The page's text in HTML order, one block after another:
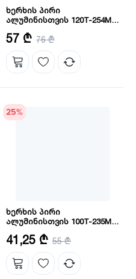
ხერხის პირი
ალუმინისთვის 120T-254MM
შპინდელის ზომა: 30 მმ
კბილების რაოდენობა: 120
57 ₾ 76 ₾
25%
ხერხის პირი
ალუმინისთვის 100T-235MM
კბილების რაოდენობა: 100
შპინდელის ზომა: 30 მმ
41,25 ₾ 55 ₾